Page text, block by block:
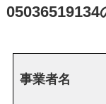
05036519134
事業者名